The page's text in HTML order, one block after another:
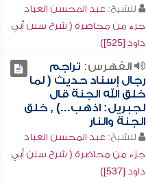
للشيخ: عبد المحسن العباد
جزء من محاضرة ( شرح سنن أبي
داود [525])
الفهرس: تراجم
رجال إسناد حديث ( لما
خلق الله الجنة قال
لجبريل: اذهب...) , خلق
الجنة والنار
للشيخ: عبد المحسن العباد
جزء من محاضرة ( شرح سنن أبي
داود [537])